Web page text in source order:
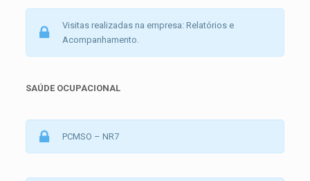
Visitas realizadas na empresa: Relatórios e
Acompanhamento.
SAÚDE OCUPACIONAL
PCMSO – NR7